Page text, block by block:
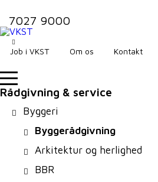
7027 9000
Job i VKST Om os Kontakt
Rådgivning & service
Byggeri
Byggerådgivning
Arkitektur og herlighed
BBR